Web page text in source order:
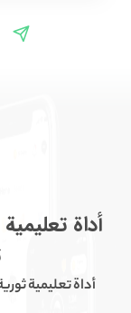
أداة
أداة تعليمية